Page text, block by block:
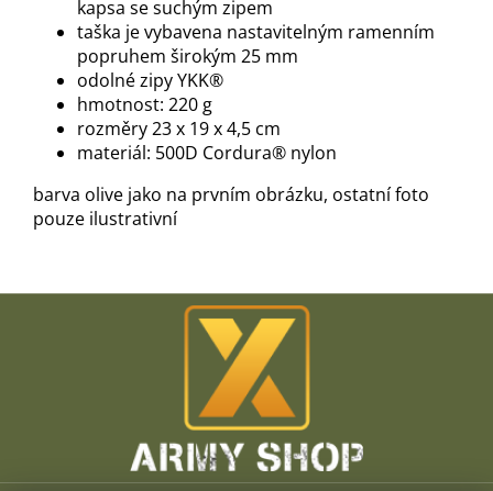
kapsa se suchým zipem
taška je vybavena nastavitelným ramenním
popruhem širokým 25 mm
odolné zipy YKK®
hmotnost: 220 g
rozměry 23 x 19 x 4,5 cm
materiál: 500D Cordura® nylon
barva olive jako na prvním obrázku, ostatní foto
pouze ilustrativní
Z